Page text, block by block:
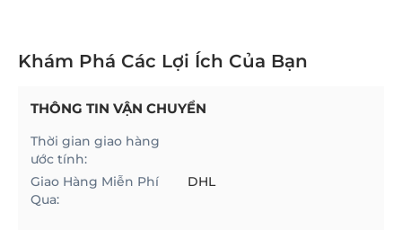
Khám Phá Các Lợi Ích Của Bạn
THÔNG TIN VẬN CHUYỂN
Thời gian giao hàng
ước tính:
Giao Hàng Miễn Phí
Qua:
DHL